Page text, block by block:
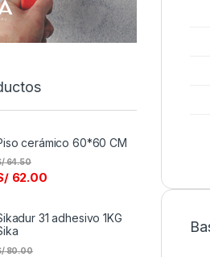
cerámico 60*60 CM
62.00
64.50
31 adhesivo 1KG
80.00